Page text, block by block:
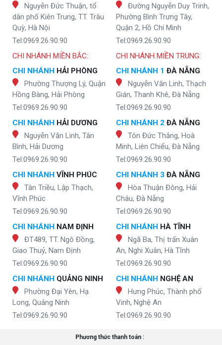
Nguyễn Đức Thuận, tổ
dân phố Kiên Trung, TT. Trâu
Quỳ, Hà Nội
Tel:0969.26.90.90
Đường Nguyễn Duy Trinh,
Phường Bình Trưng Tây,
Quận 2, Hồ Chí Minh
Tel:0969.26.90.90
CHI NHÁNH MIỀN BẮC:
CHI NHÁNH HẢI PHÒNG
Phường Thượng Lý, Quận
Hồng Bàng, Hải Phòng
Tel:0969.26.90.90
CHI NHÁNH HẢI DƯƠNG
Nguyễn Văn Linh, Tân
Bình, Hải Dương
Tel:0969.26.90.90
CHI NHÁNH VĨNH PHÚC
Tân Triều, Lập Thạch,
Vĩnh Phúc
Tel:0969.26.90.90
CHI NHÁNH NAM ĐỊNH
ĐT489, TT. Ngô Đồng,
Giao Thuỷ, Nam Định
Tel:0969.26.90.90
CHI NHÁNH QUẢNG NINH
Phường Đại Yên, Hạ
Long, Quảng Ninh
Tel:0969.26.90.90
CHI NHÁNH MIỀN TRUNG:
CHI NHÁNH 1 ĐÀ NẴNG
Nguyễn Văn Linh, Thạch
Gián, Thanh Khê, Đà Nẵng
Tel:0969.26.90.90
CHI NHÁNH 2 ĐÀ NẴNG
Tôn Đức Thắng, Hoà
Minh, Liên Chiểu, Đà Nẵng
Tel:0969.26.90.90
CHI NHÁNH 3 ĐÀ NẴNG
Hòa Thuận Đông, Hải
Châu, Đà Nẵng
Tel:0969.26.90.90
CHI NHÁNH HÀ TĨNH
Ngã Ba, Thị trấn Xuân
An, Nghi Xuân, Hà Tĩnh
Tel:0969.26.90.90
CHI NHÁNH NGHỆ AN
Hưng Phúc, Thành phố
Vinh, Nghệ An
Tel:0969.26.90.90
Phương thức thanh toán :